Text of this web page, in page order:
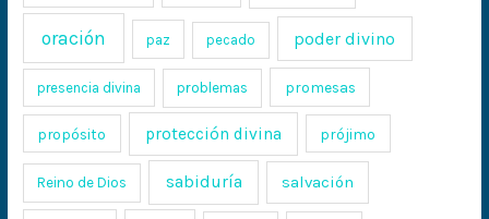
oración paz pecado poder divino
presencia divina problemas promesas
propósito protección divina prójimo
Reino de Dios sabiduría salvación